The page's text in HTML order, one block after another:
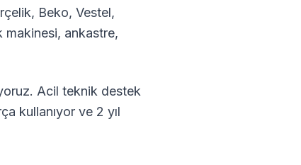
Beko, Vestel,
makinesi, ankastre,
Acil teknik destek
kullanıyor ve 2 yıl